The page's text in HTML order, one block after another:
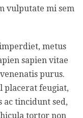
vulputate mi sem
metus
sapien vitae
purus.
placerat feugiat,
ac tincidunt sed,
tortor non